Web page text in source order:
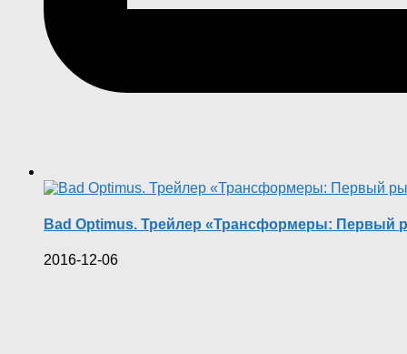
Bad Optimus. Трейлер «Трансформеры: Первый
2016-12-06